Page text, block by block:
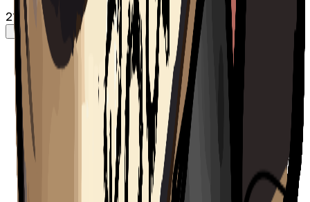
21 févr. 2025 1:08:49